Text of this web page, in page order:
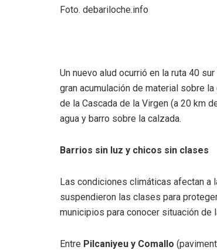
Foto. debariloche.info
Un nuevo alud ocurrió en la ruta 40
gran acumulación de material sobre
de la Cascada de la Virgen (a 20 km
agua y barro sobre la calzada.
Barrios sin luz y chicos sin clases
Las condiciones climáticas afectan a
suspendieron las clases para
municipios para conocer situación
Entre Pilcaniyeu y Comallo